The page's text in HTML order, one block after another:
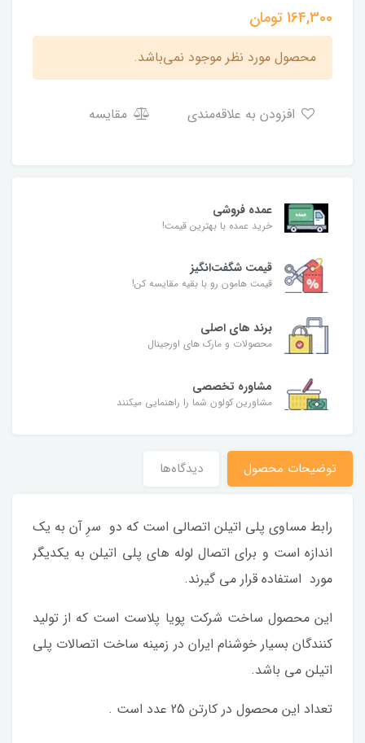
164,300تومان
محصول مورد نظر موجود نمی‌باشد.
مقایسه
عمده فروشی
خرید عمده با بهترین قیمت!
قیمت شگفت‌انگیز
قیمت هامون رو با بقیه مقایسه کن!
برند های اصلی
محصولات و مارک های اورجینال
مشاوره تخصصی
مشاورین کولون شما را راهنمایی میکنند
توضیحات محصول دیدگاه‌ها
رابط مساوی پلی اتیلن اتصالی است که دو سرِ آن به یک
اندازه است و برای اتصال لوله های پلی اتیلن به یکدیگر
مورد استفاده قرار می گیرند.
این محصول ساخت شرکت پویا پلاست است که از تولید
کنندگان بسیار خوشنام ایران در زمینه ساخت اتصالات پلی
اتیلن می باشد.
تعداد این محصول در کارتن 25 عدد است .